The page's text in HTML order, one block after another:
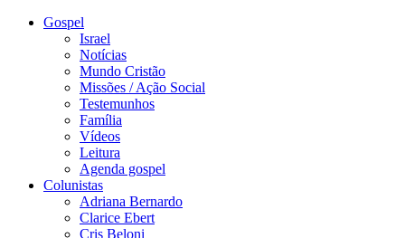
Gospel
Israel
Notícias
Mundo Cristão
Missões / Ação Social
Testemunhos
Família
Vídeos
Leitura
Agenda gospel
Colunistas
Adriana Bernardo
Clarice Ebert
Cris Beloni